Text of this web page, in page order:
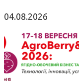
04.08.2026